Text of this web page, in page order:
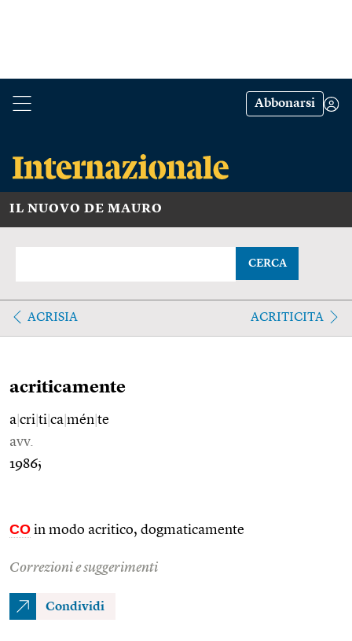
Abbonarsi
IL NUOVO DE MAURO
CERCA
ACRISIA ACRITICITA
acriticamente
a cri ti ca mén te
avv.
1986;
CO in modo acritico, dogmaticamente
Correzioni e suggerimenti
Condividi